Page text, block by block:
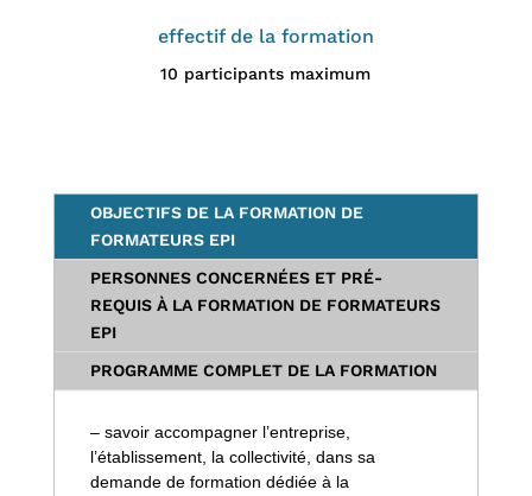
effectif de la formation
10 participants maximum
OBJECTIFS DE LA FORMATION DE
FORMATEURS EPI
PERSONNES CONCERNÉES ET PRÉ-
REQUIS À LA FORMATION DE FORMATEURS
EPI
PROGRAMME COMPLET DE LA FORMATION
– savoir accompagner l’entreprise,
l’établissement, la collectivité, dans sa
demande de formation dédiée à la